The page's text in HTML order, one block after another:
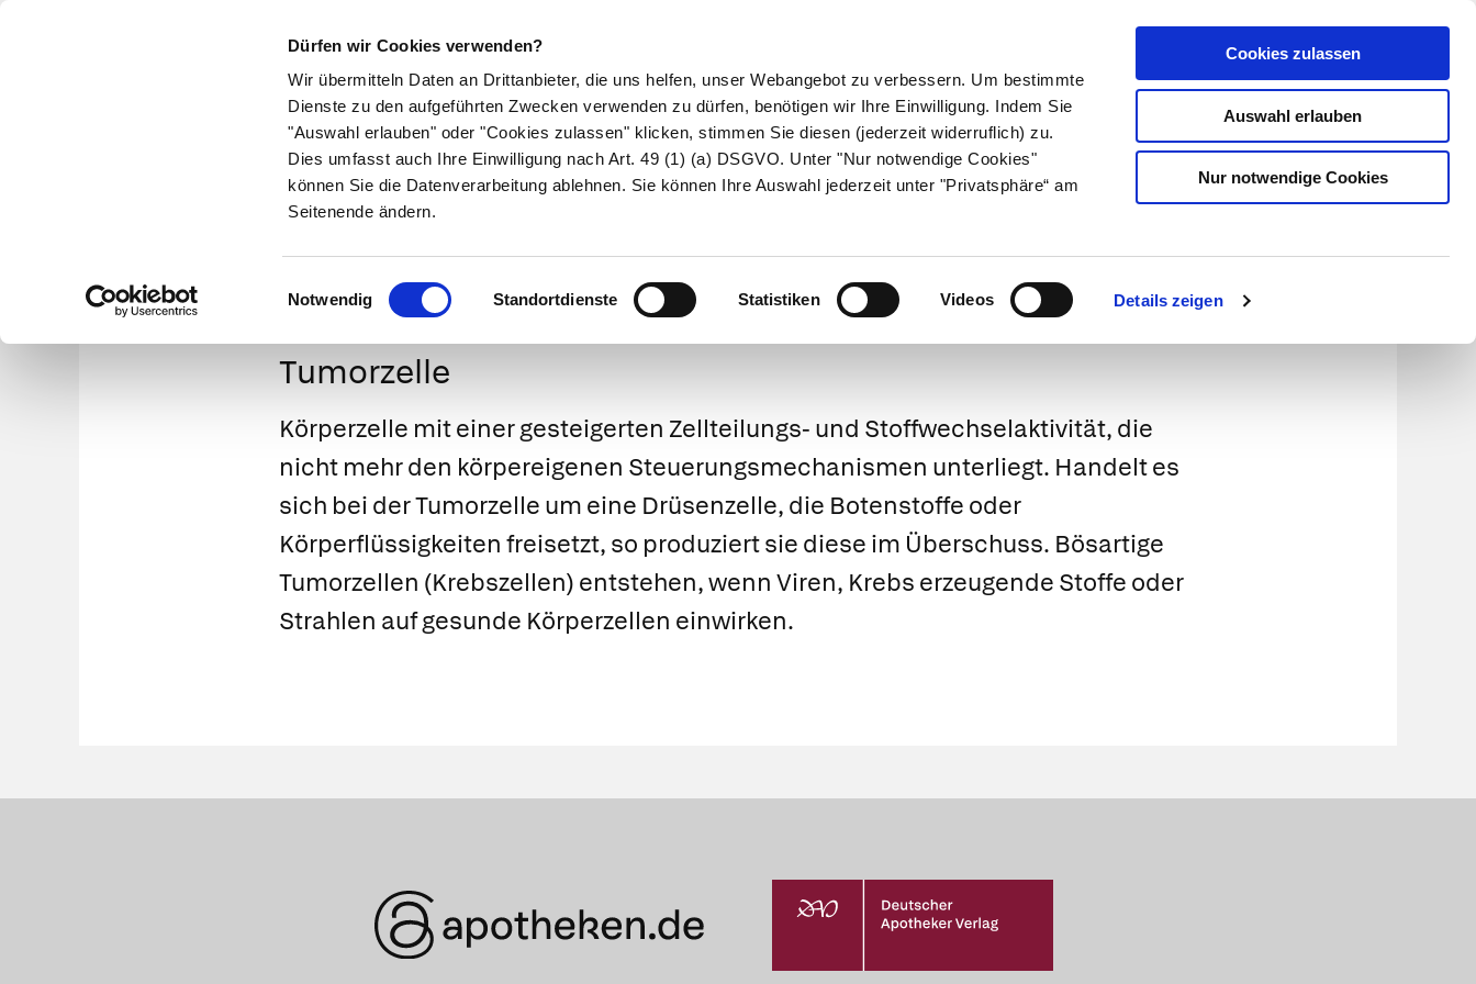
Dürfen wir Cookies verwenden?
Wir übermitteln Daten an Drittanbieter, die uns helfen, unser Webangebot zu verbessern. Um bestimmte
Dienste zu den aufgeführten Zwecken verwenden zu dürfen, benötigen wir Ihre Einwilligung. Indem Sie
"Auswahl erlauben" oder "Cookies zulassen" klicken, stimmen Sie diesen (jederzeit widerruflich) zu.
Dies umfasst auch Ihre Einwilligung nach Art. 49 (1) (a) DSGVO. Unter "Nur notwendige Cookies"
können Sie die Datenverarbeitung ablehnen. Sie können Ihre Auswahl jederzeit unter "Privatsphäre“ am
Seitenende ändern.
Einwilligungsauswahl
Notwendig Standortdienste Statistiken Videos Details zeigen
Cookies zulassen
Auswahl erlauben
Nur notwendige Cookies
Kundenlogin
Suche
Symptome Therapie Medikamente Naturheilkunde Eltern & Kind Gesund leben Über uns
Medizinlexikon
Tumorzelle
Körperzelle mit einer gesteigerten Zellteilungs- und Stoffwechselaktivität, die
nicht mehr den körpereigenen Steuerungsmechanismen unterliegt. Handelt es
sich bei der Tumorzelle um eine Drüsenzelle, die Botenstoffe oder
Körperflüssigkeiten freisetzt, so produziert sie diese im Überschuss. Bösartige
Tumorzellen (Krebszellen) entstehen, wenn Viren, Krebs erzeugende Stoffe oder
Strahlen auf gesunde Körperzellen einwirken.